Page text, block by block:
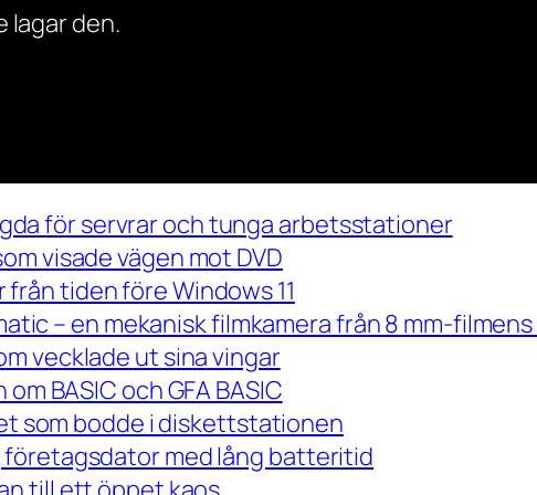
lagar den.
för servrar och tunga arbetsstationer
visade vägen mot DVD
tiden före Windows 11
– en mekanisk filmkamera från 8 mm-
vecklade ut sina vingar
BASIC och GFA BASIC
som bodde i diskettstationen
företagsdator med lång batteritid